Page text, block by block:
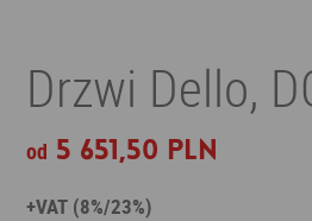
Drzwi Dello,
od 5 651,50 PLN
+VAT (8%/23%)